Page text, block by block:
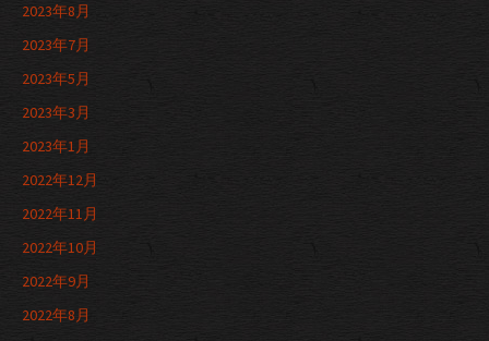
2023年8月
2023年7月
2023年5月
2023年3月
2023年1月
2022年12月
2022年11月
2022年10月
2022年9月
2022年8月